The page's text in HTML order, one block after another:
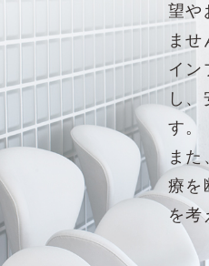
望や
ませ
イン
し
す。
ま
療を
を考